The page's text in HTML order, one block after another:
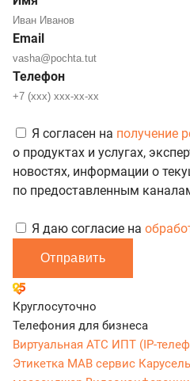
Email
Телефон
Я согласен на получение
о продуктах и услугах,
новостях, информации о
по предоставленным
Я даю согласие на
Отправить
Круглосуточно
Телефония для бизнеса
Виртуальная АТС ИПТ (IP-
Этикетка МАВ сервис